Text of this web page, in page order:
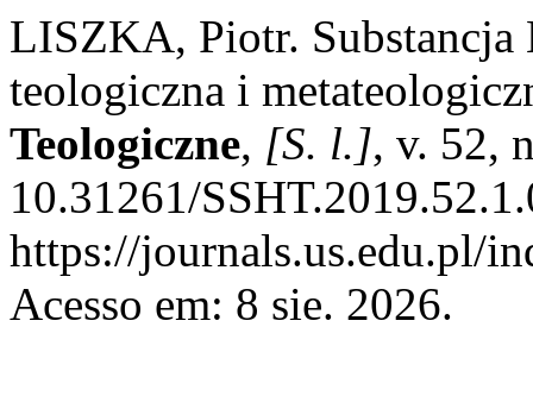
LISZKA, Piotr. Substancja
teologiczna i
Teologiczne, [S. l.], v. 52,
10.31261/
https://journals.us.edu.pl/
Acesso em: 8 sie. 2026.